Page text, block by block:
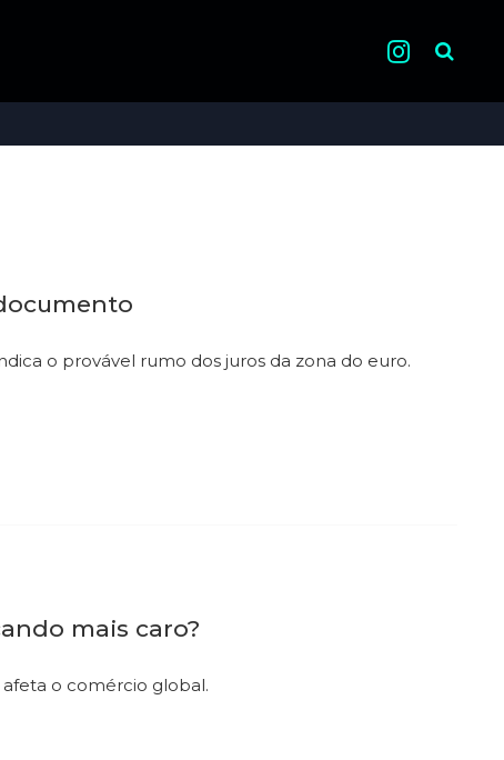
Pesquisa
o provável rumo dos juros da zona do euro.
mais caro?
o comércio global.